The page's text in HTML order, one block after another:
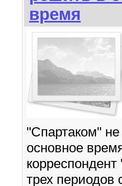
время
"Спартаком"
основное
трех периодов